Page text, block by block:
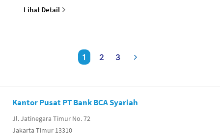
Lihat Detail
1 2 3
Kantor Pusat PT Bank BCA Syariah
Jl. Jatinegara Timur No. 72
Jakarta Timur 13310